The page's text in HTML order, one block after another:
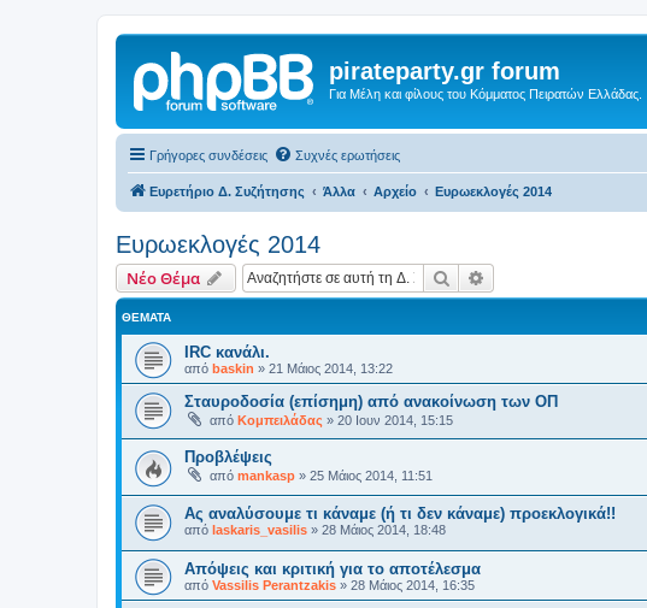
pirateparty.gr forum
Για Μέλη και φίλους του Κόμματος Πειρατών Ελλάδας.
Γρήγορες συνδέσεις Συχνές ερωτήσεις
Ευρετήριο Δ. Συζήτησης Άλλα Αρχείο Ευρωεκλογές 2014
Ευρωεκλογές 2014
Νέο Θέμα Αναζήτηση
ΘΈΜΑΤΑ
IRC κανάλι.
από baskin » 21 Μάιος 2014, 13:22
Σταυροδοσία (επίσημη) από ανακοίνωση των ΟΠ
από Κομπειλάδας » 20 Ιουν 2014, 15:15
Προβλέψεις
από mankasp » 25 Μάιος 2014, 11:51
Ας αναλύσουμε τι κάναμε (ή τι δεν κάναμε) προεκλογικά!!
από laskaris_vasilis » 28 Μάιος 2014, 18:48
Απόψεις και κριτική για το αποτέλεσμα
από Vassilis Perantzakis » 28 Μάιος 2014, 16:35